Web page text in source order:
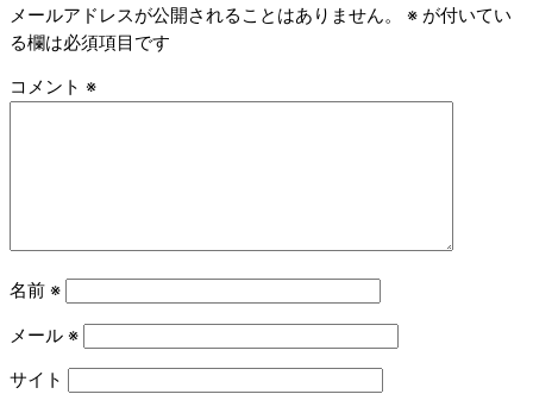
メールアドレスが公開されることはありません。 ※ が付いてい
る欄は必須項目です
コメント ※
名前 ※
メール ※
サイト